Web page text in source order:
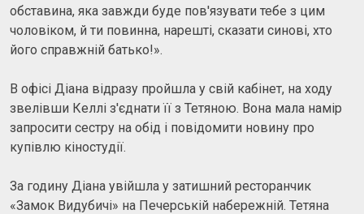
обставина, яка завжди буде пов'язувати тебе з цим
чоловіком, й ти повинна, нарешті, сказати синові, хто
його справжній батько!».
В офісі Діана відразу пройшла у свій кабінет, на ходу
звелівши Келлі з'єднати її з Тетяною. Вона мала намір
запросити сестру на обід і повідомити новину про
купівлю кіностудії.
За годину Діана увійшла у затишний ресторанчик
«Замок Видубичі» на Печерській набережній. Тетяна